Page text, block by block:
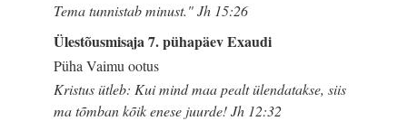
Tema tunnistab minust." Jh 15:26
Ülestõusmisaja 7. pühapäev Exaudi
Püha Vaimu ootus
Kristus ütleb: Kui mind maa pealt ülendatakse, siis
ma tõmban kõik enese juurde! Jh 12:32